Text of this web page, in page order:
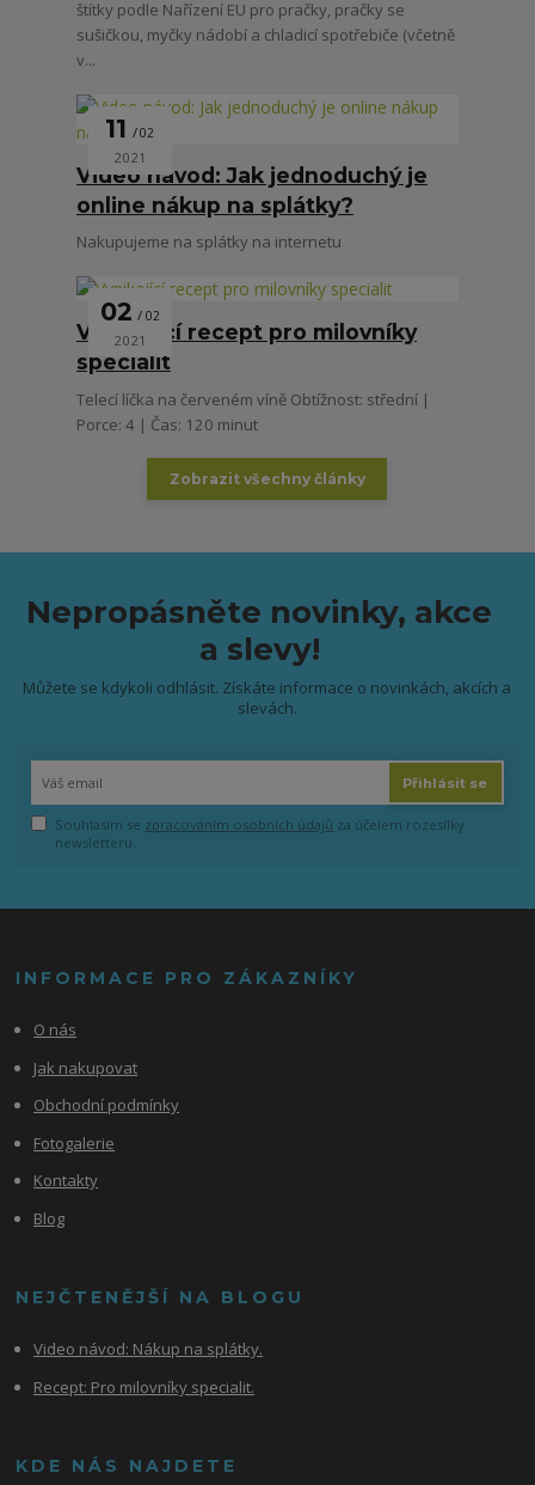
štítky podle Nařízení EU pro pračky, pračky se
sušičkou, myčky nádobí a chladicí spotřebiče (včetně
v...
11 02
2021
Video návod: Jak jednoduchý je
online nákup na splátky?
Nakupujeme na splátky na internetu
02 02
2021
Vynikající recept pro milovníky
specialit
Telecí líčka na červeném víně Obtížnost: střední |
Porce: 4 | Čas: 120 minut
Zobrazit všechny články
Nepropásněte novinky, akce
a slevy!
Můžete se kdykoli odhlásit. Získáte informace o novinkách, akcích a
slevách.
Přihlásit se
Souhlasím se zpracováním osobních údajů za účelem rozesílky
newsletteru.
INFORMACE PRO ZÁKAZNÍKY
O nás
Jak nakupovat
Obchodní podmínky
Fotogalerie
Kontakty
Blog
NEJČTENĚJŠÍ NA BLOGU
Video návod: Nákup na splátky.
Recept: Pro milovníky specialit.
KDE NÁS NAJDETE